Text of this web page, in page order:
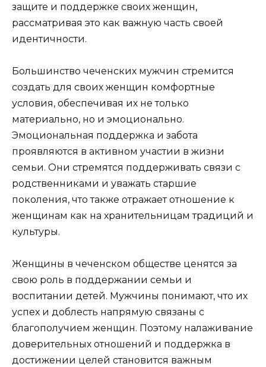
защите и поддержке своих женщин,
рассматривая это как важную часть своей
идентичности.
Большинство чеченских мужчин стремится
создать для своих женщин комфортные
условия, обеспечивая их не только
материально, но и эмоционально.
Эмоциональная поддержка и забота
проявляются в активном участии в жизни
семьи. Они стремятся поддерживать связи с
родственниками и уважать старшие
поколения, что также отражает отношение к
женщинам как на хранительницам традиций и
культуры.
Женщины в чеченском обществе ценятся за
свою роль в поддержании семьи и
воспитании детей. Мужчины понимают, что их
успех и доблесть напрямую связаны с
благополучием женщин. Поэтому налаживание
доверительных отношений и поддержка в
достижении целей становится важным